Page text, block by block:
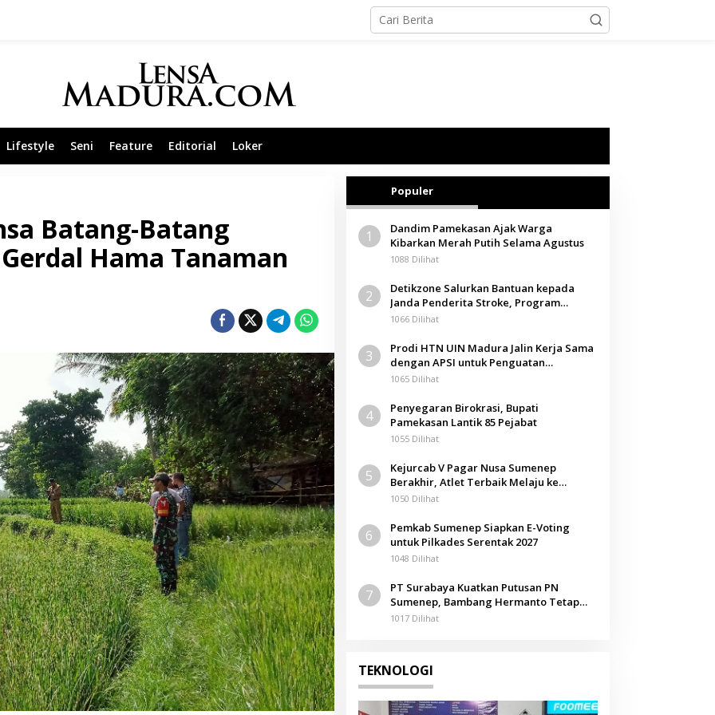
Lifestyle Seni Feature Editorial Loker
Batang-Batang
Hama Tanaman
Populer
1
Dandim Pamekasan Ajak Warga
Kibarkan Merah Putih Selama Agustus
1088 Dilihat
2
Detikzone Salurkan Bantuan kepada
Janda Penderita Stroke, Program
Berbagi Masuki Hari ke-61
1066 Dilihat
3
Prodi HTN UIN Madura Jalin Kerja Sama
dengan APSI untuk Penguatan
Kompetensi Mahasiswa
1065 Dilihat
4
Penyegaran Birokrasi, Bupati
Pamekasan Lantik 85 Pejabat
1055 Dilihat
5
Kejurcab V Pagar Nusa Sumenep
Berakhir, Atlet Terbaik Melaju ke
Kejurwil Jatim
1050 Dilihat
6
Pemkab Sumenep Siapkan E-Voting
untuk Pilkades Serentak 2027
1048 Dilihat
7
PT Surabaya Kuatkan Putusan PN
Sumenep, Bambang Hermanto Tetap
Dinyatakan Pemilik Sah Tanah di
1017 Dilihat
TEKNOLOGI